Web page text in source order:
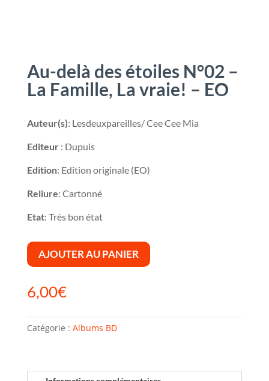
Au-delà des étoiles N°02 –
La Famille, La vraie! – EO
Auteur(s): Lesdeuxpareilles/ Cee Cee Mia
Editeur: Dupuis
Edition: Edition originale (EO)
Reliure: Cartonné
Etat: Très bon état
AJOUTER AU PANIER
6,00€
Catégorie : Albums BD